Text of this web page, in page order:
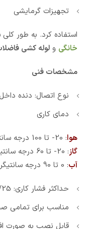
تجهیزات گرمایشی
استفاده کرد. به طور
خانگی و لوله کشی
مشخصات فنی
نوع اتصال: دنده
دمای کاری
هوا: 20- تا 100 درجه سانتیگراد
گاز: 20- تا 60 درجه سانتیگراد
آب: 0 تا 90 درجه سانتیگراد
حداکثر فشار کاری: 25/ 18/ 12 بار (PN12/ PN18 / PN25)
مناسب برای تمامی
قابل نصب به صورت